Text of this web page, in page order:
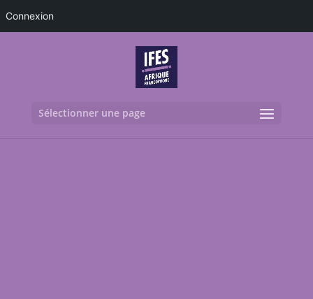
Connexion
Sélectionner une page